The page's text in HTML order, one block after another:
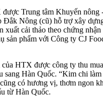
Trung tâm Khuyến nông
Đắk Nông (cũ) hỗ trợ xây
xuất cải thảo theo chứng
sản phẩm với Công ty CJ
của HTX được công ty thu
sang Hàn Quốc. “Kim chi làm
có hương vị, thơm ngon
từ Hàn Quốc.